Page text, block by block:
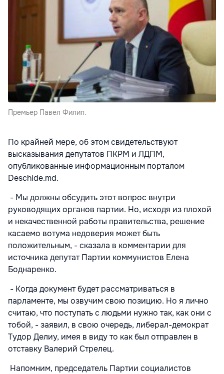
Премьер Павел Филип.
По крайней мере, об этом свидетельствуют
высказывания депутатов ПКРМ и ЛДПМ,
опубликованные информационным порталом
Deschide.md.
- Мы должны обсудить этот вопрос внутри
руководящих органов партии. Но, исходя из плохой
и некачественной работы правительства, решение
касаемо вотума недоверия может быть
положительным, - сказала в комментарии для
источника депутат Партии коммунистов Елена
Боднаренко.
- Когда документ будет рассматриваться в
парламенте, мы озвучим свою позицию. Но я лично
считаю, что поступать с людьми нужно так, как они с
тобой, - заявил, в свою очередь, либерал-демократ
Тудор Делиу, имея в виду то как был отправлен в
отставку Валерий Стрелец.
Напомним, председатель Партии социалистов